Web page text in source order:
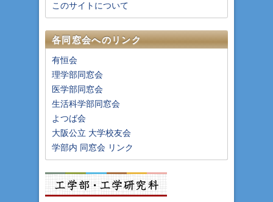
このサイトについて
各同窓会へのリンク
有恒会
理学部同窓会
医学部同窓会
生活科学部同窓会
よつば会
大阪公立 大学校友会
学部内 同窓会 リンク